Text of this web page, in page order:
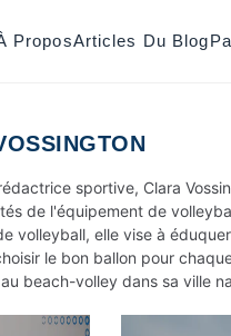
ProposArticles Du Blog
sportive, Clara
de l'équipement de
volleyball, elle vise à
le bon ballon pour
beach-volley dans sa ville